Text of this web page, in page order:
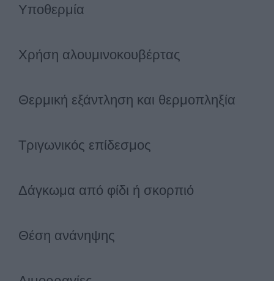
Υποθερμία
Χρήση αλουμινοκουβέρτας
Θερμική εξάντληση και θερμοπληξία
Τριγωνικός επίδεσμος
Δάγκωμα από φίδι ή σκορπιό
Θέση ανάνηψης